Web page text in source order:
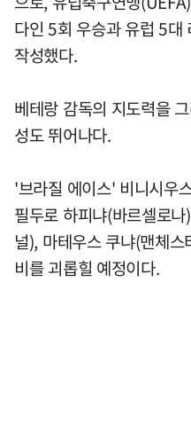
다인 5회 우승과 유럽 5대
작성했다.
베테랑 감독의 지도력을
성도 뛰어나다.
'브라질 에이스' 비니시우
필두로 하피냐(바르셀로
널), 마테우스 쿠냐(맨체
비를 괴롭힐 예정이다.